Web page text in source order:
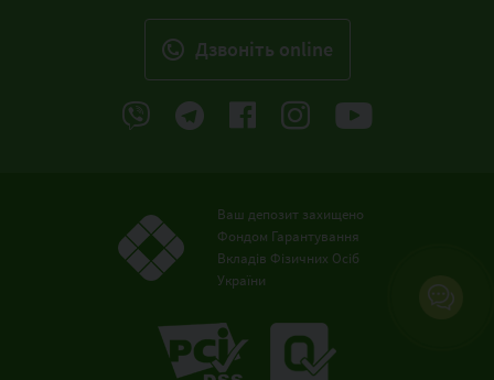
Дзвонiть online
Ваш депозит захищено
Фондом Гарантування
Вкладів Фізичних Осіб
України